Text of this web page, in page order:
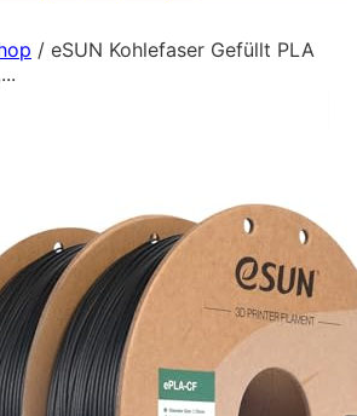
/ eSUN Kohlefaser Gefüllt PLA